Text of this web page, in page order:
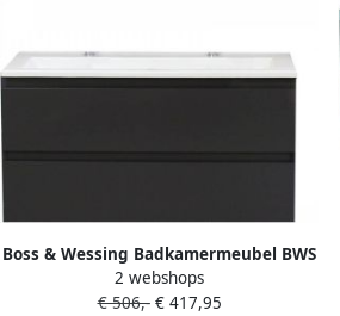
Boss & Wessing Badkamermeubel BWS
Pepper Acryl Wastafel Twee
Kraangaten 100x55x46 cm Antraciet
2 webshops
€ 506,-€ 417,95